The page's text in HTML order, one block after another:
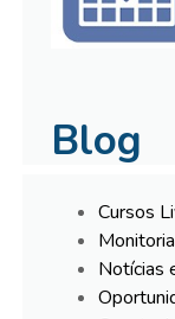
Blog
Cursos
Notícias